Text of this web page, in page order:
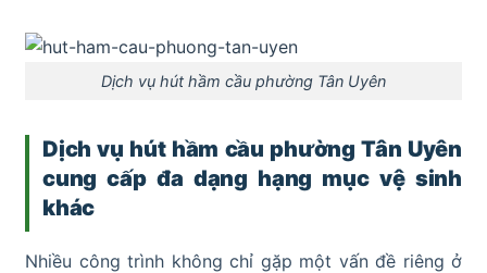
Dịch vụ hút hầm cầu phường Tân Uyên
Dịch vụ hút hầm cầu phường Tân Uyên
cung cấp đa dạng hạng mục vệ sinh
khác
Nhiều công trình không chỉ gặp một vấn đề riêng ở